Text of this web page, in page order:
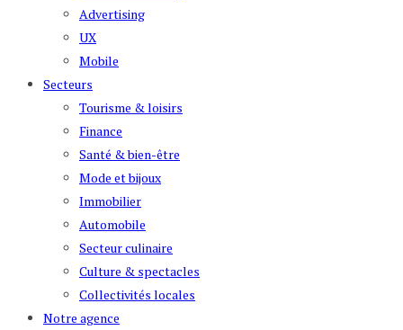
Advertising
UX
Mobile
Secteurs
Tourisme & loisirs
Finance
Santé & bien-être
Mode et bijoux
Immobilier
Automobile
Secteur culinaire
Culture & spectacles
Collectivités locales
Notre agence